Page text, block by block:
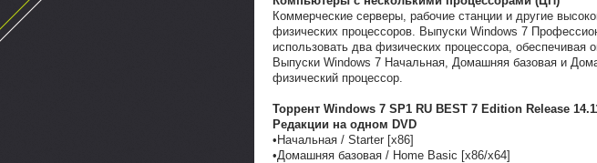
Коммерческие серверы, рабочие станции и другие
физических процессоров. Выпуски Windows 7
использовать два физических процессора,
Выпуски Windows 7 Начальная, Домашняя базовая и
физический процессор.
Торрент Windows 7 SP1 RU BEST 7 Edition Release
Редакции на одном DVD
•Начальная / Starter [x86]
•Домашняя базовая / Home Basic [x86/x64]